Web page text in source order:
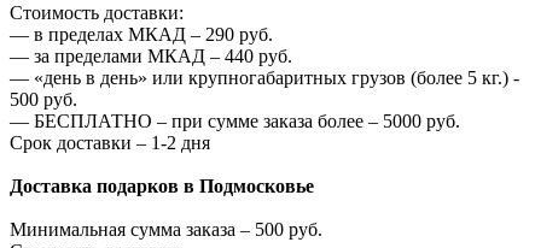
Стоимость доставки:
— в пределах МКАД – 290 руб.
— за пределами МКАД – 440 руб.
— «день в день» или крупногабаритных грузов (более 5 кг.) -
500 руб.
— БЕСПЛАТНО – при сумме заказа более – 5000 руб.
Срок доставки – 1-2 дня
Доставка подарков в Подмосковье
Минимальная сумма заказа – 500 руб.